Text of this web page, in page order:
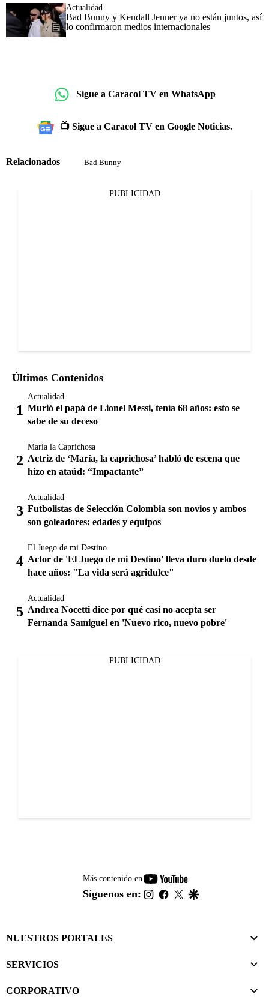
Actualidad
Bad Bunny y Kendall Jenner ya no están juntos, así
lo confirmaron medios internacionales
Sigue a Caracol TV en WhatsApp
📺 Sigue a Caracol TV en Google Noticias.
Relacionados Bad Bunny
PUBLICIDAD
Últimos Contenidos
Actualidad
Murió el papá de Lionel Messi, tenía 68 años: esto se
sabe de su deceso
María la Caprichosa
Actriz de ‘María, la caprichosa’ habló de escena que
hizo en ataúd: “Impactante”
Actualidad
Futbolistas de Selección Colombia son novios y ambos
son goleadores: edades y equipos
El Juego de mi Destino
Actor de 'El Juego de mi Destino' lleva duro duelo desde
hace años: "La vida será agridulce"
Actualidad
Andrea Nocetti dice por qué casi no acepta ser
Fernanda Samiguel en 'Nuevo rico, nuevo pobre'
PUBLICIDAD
Más contenido en
youtube-
footer
Síguenos en: instagram
facebook
twitter
NUESTROS PORTALES
SERVICIOS
CORPORATIVO